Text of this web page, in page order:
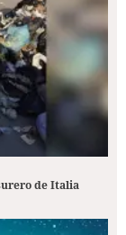
de Italia